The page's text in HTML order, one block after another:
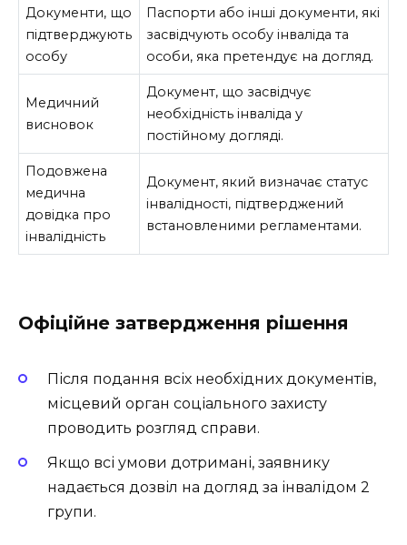
Документи, що
підтверджують
особу
Паспорти або інші документи, які
засвідчують особу інваліда та
особи, яка претендує на догляд.
Медичний
висновок
Документ, що засвідчує
необхідність інваліда у
постійному догляді.
Подовжена
медична
довідка про
інвалідність
Документ, який визначає статус
інвалідності, підтверджений
встановленими регламентами.
Офіційне затвердження рішення
Після подання всіх необхідних документів,
місцевий орган соціального захисту
проводить розгляд справи.
Якщо всі умови дотримані, заявнику
надається дозвіл на догляд за інвалідом 2
групи.